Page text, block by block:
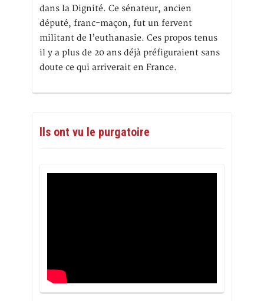
dans la Dignité. Ce sénateur, ancien
député, franc-maçon, fut un fervent
militant de l’euthanasie. Ces propos tenus
il y a plus de 20 ans déjà préfiguraient sans
doute ce qui arriverait en France.
Ils ont vu le purgatoire